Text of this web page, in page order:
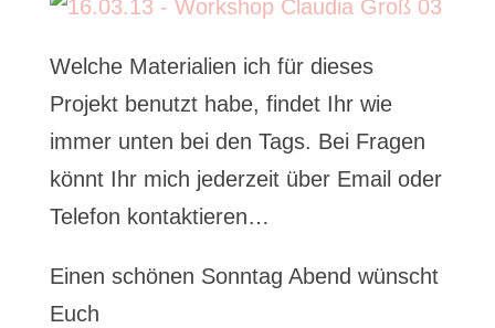
Welche Materialien ich für dieses
Projekt benutzt habe, findet Ihr wie
immer unten bei den Tags. Bei Fragen
könnt Ihr mich jederzeit über Email oder
Telefon kontaktieren…
Einen schönen Sonntag Abend wünscht
Euch